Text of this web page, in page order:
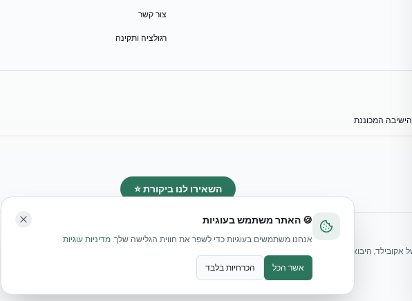
צור קשר
רגולציה ותקינה
הישיבה המכוננת
השאירו לנו ביקורת ⭐
🍪 האתר משתמש בעוגיות
אנחנו משתמשים בעוגיות כדי לשפר את חווית הגלישה שלך.מדיניות עוגיות
אשר הכל הכרחיות בלבד